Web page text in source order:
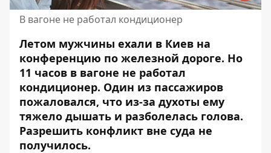
В вагоне не работал кондиционер
Летом мужчины ехали в Киев на
конференцию по железной дороге. Но
11 часов в вагоне не работал
кондиционер. Один из пассажиров
пожаловался, что из-за духоты ему
тяжело дышать и разболелась голова.
Разрешить конфликт вне суда не
получилось.